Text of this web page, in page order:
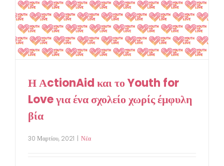
Η ΑctionAid και το Youth for
Love για ένα σχολείο χωρίς έμφυλη
βία
30 Μαρτίου, 2021 | Νέα